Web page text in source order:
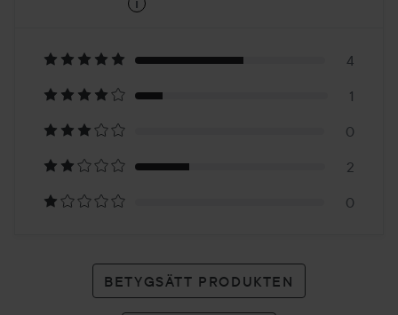
Baserat
på
7
betyg
4
1
0
2
0
BETYGSÄTT PRODUKTEN